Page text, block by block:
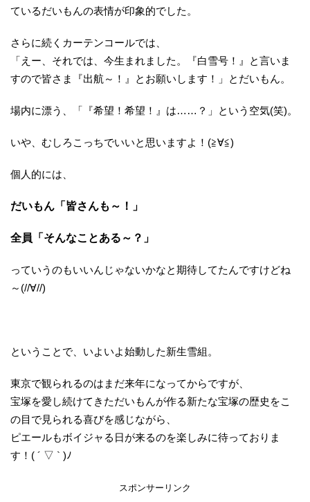
ているだいもんの表情が印象的でした。
さらに続くカーテンコールでは、
「えー、それでは、今生まれました。『白雪号！』と言いま
すので皆さま『出航～！』とお願いします！」とだいもん。
場内に漂う、「『希望！希望！』は……？」という空気(笑)。
いや、むしろこっちでいいと思いますよ！(≧∀≦)
個人的には、
だいもん「皆さんも～！」
全員「そんなことある～？」
っていうのもいいんじゃないかなと期待してたんですけどね
～(//∀//)
ということで、いよいよ始動した新生雪組。
東京で観られるのはまだ来年になってからですが、
宝塚を愛し続けてきただいもんが作る新たな宝塚の歴史をこ
の目で見られる喜びを感じながら、
ピエールもボイジャる日が来るのを楽しみに待っておりま
す！( ´ ▽ ` )ﾉ
スポンサーリンク